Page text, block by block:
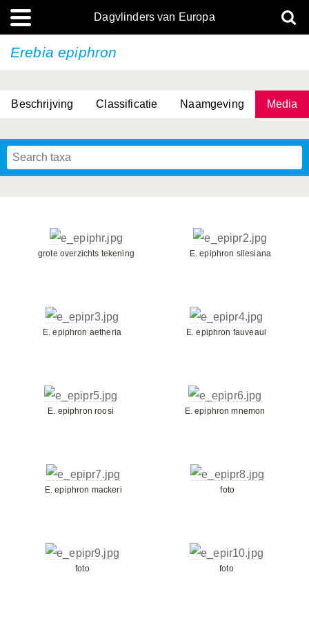
Dagvlinders van Europa
Erebia epiphron
Beschrijving Classificatie Naamgeving Media
grote overzichts tekening E. epiphron silesiana
E. epiphron aetheria E. epiphron fauveaui
E. epiphron roosi E. epiphron mnemon
E. epiphron mackeri foto
foto foto